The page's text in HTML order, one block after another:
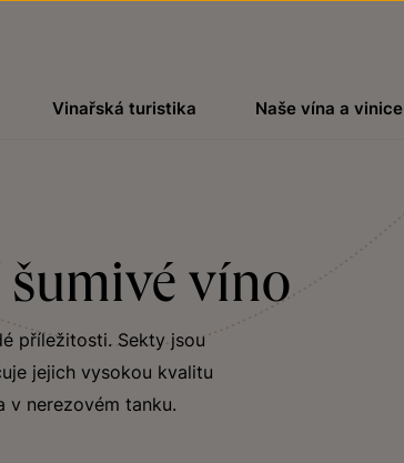
Vinařská turistika Naše vína a vinice
víno
příležitosti. Sekty jsou
jejich vysokou kvalitu
v nerezovém tanku.